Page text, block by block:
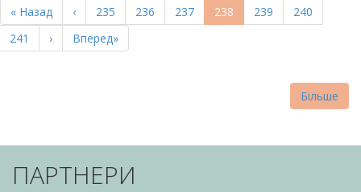
СТОРІНКИ
Перша
сторінка
« Назад
Попередня
сторінка
‹ Page
235 Page
236 Page
237
Поточна
сторінка
238 Page
239 Page
240
Page
241
Наступна
сторінка
›
Остання
сторінка
Вперед»
Більше
ПАРТНЕРИ